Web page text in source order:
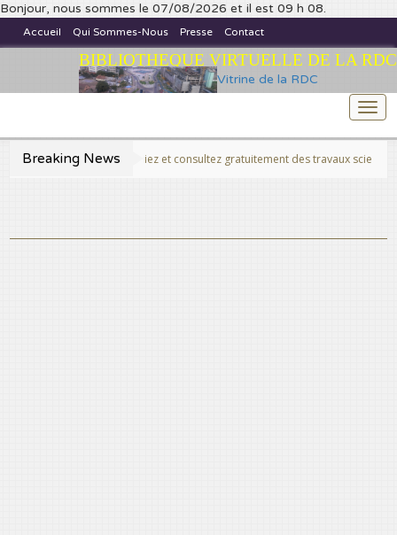
Bonjour, nous sommes le 07/08/2026 et il est 09 h 08.
Accueil Qui Sommes-Nous Presse Contact
Vitrine de la RDC
BIBLIOTHEQUE VIRTUELLE DE LA RDC
Breaking News
>>Publiez et consultez gratuitement des travaux scientifiques fins